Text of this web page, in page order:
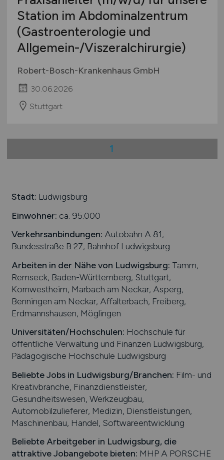
Station im Abdominalzentrum
(Gastroenterologie und
Allgemein-/Viszeralchirurgie)
Robert-Bosch-Krankenhaus GmbH
30.06.2026
Stuttgart
1
Stadt: Ludwigsburg
Einwohner: ca. 95.000
Verkehrsanbindungen: Autobahn A 81,
Bundesstraße B 27, Bahnhof Ludwigsburg
Arbeiten in der Nähe von Ludwigsburg: Tamm,
Remseck, Baden-Württemberg, Stuttgart,
Kornwestheim, Marbach am Neckar, Asperg,
Benningen am Neckar, Affalterbach, Freiberg,
Erdmannshausen, Möglingen
Universitäten/Hochschulen: Hochschule für
öffentliche Verwaltung und Finanzen Ludwigsburg,
Pädagogische Hochschule Ludwigsburg
Beliebte Jobs in Ludwigsburg/Branchen: Film- und
Kreativbranche, Finanzdienstleister,
Gesundheitswesen, Werkzeugbau,
Automobilzulieferer, Medizin, Dienstleistungen,
Maschinenbau, Handel, Softwareentwicklung
Beliebte Arbeitgeber in Ludwigsburg, die
attraktive Jobangebote bieten: MHP A PORSCHE